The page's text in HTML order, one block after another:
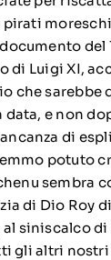
del
di Luigi XI,
che sarebbe
e non
di
potuto
sembra
di Dio Roy
siniscalco di
gli altri